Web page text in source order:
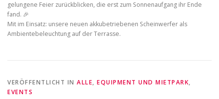
gelungene Feier zurückblicken, die erst zum Sonnenaufgang ihr Ende
fand. 🎉
Mit im Einsatz: unsere neuen akkubetriebenen Scheinwerfer als
Ambientebeleuchtung auf der Terrasse.
VERÖFFENTLICHT IN ALLE, EQUIPMENT UND MIETPARK,
EVENTS